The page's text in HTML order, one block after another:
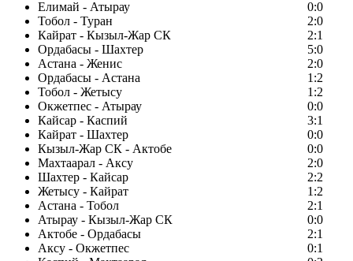
Елимай - Атырау
0:0
Тобол - Туран
2:0
Кайрат - Кызыл-Жар СК
2:1
Ордабасы - Шахтер
5:0
Астана - Женис
2:0
Ордабасы - Астана
1:2
Тобол - Жетысу
1:2
Окжетпес - Атырау
0:0
Кайсар - Каспий
3:1
Кайрат - Шахтер
0:0
Кызыл-Жар СК - Актобе
0:0
Махтаарал - Аксу
2:0
Шахтер - Кайсар
2:2
Жетысу - Кайрат
1:2
Астана - Тобол
2:1
Атырау - Кызыл-Жар СК
0:0
Актобе - Ордабасы
2:1
Аксу - Окжетпес
0:1